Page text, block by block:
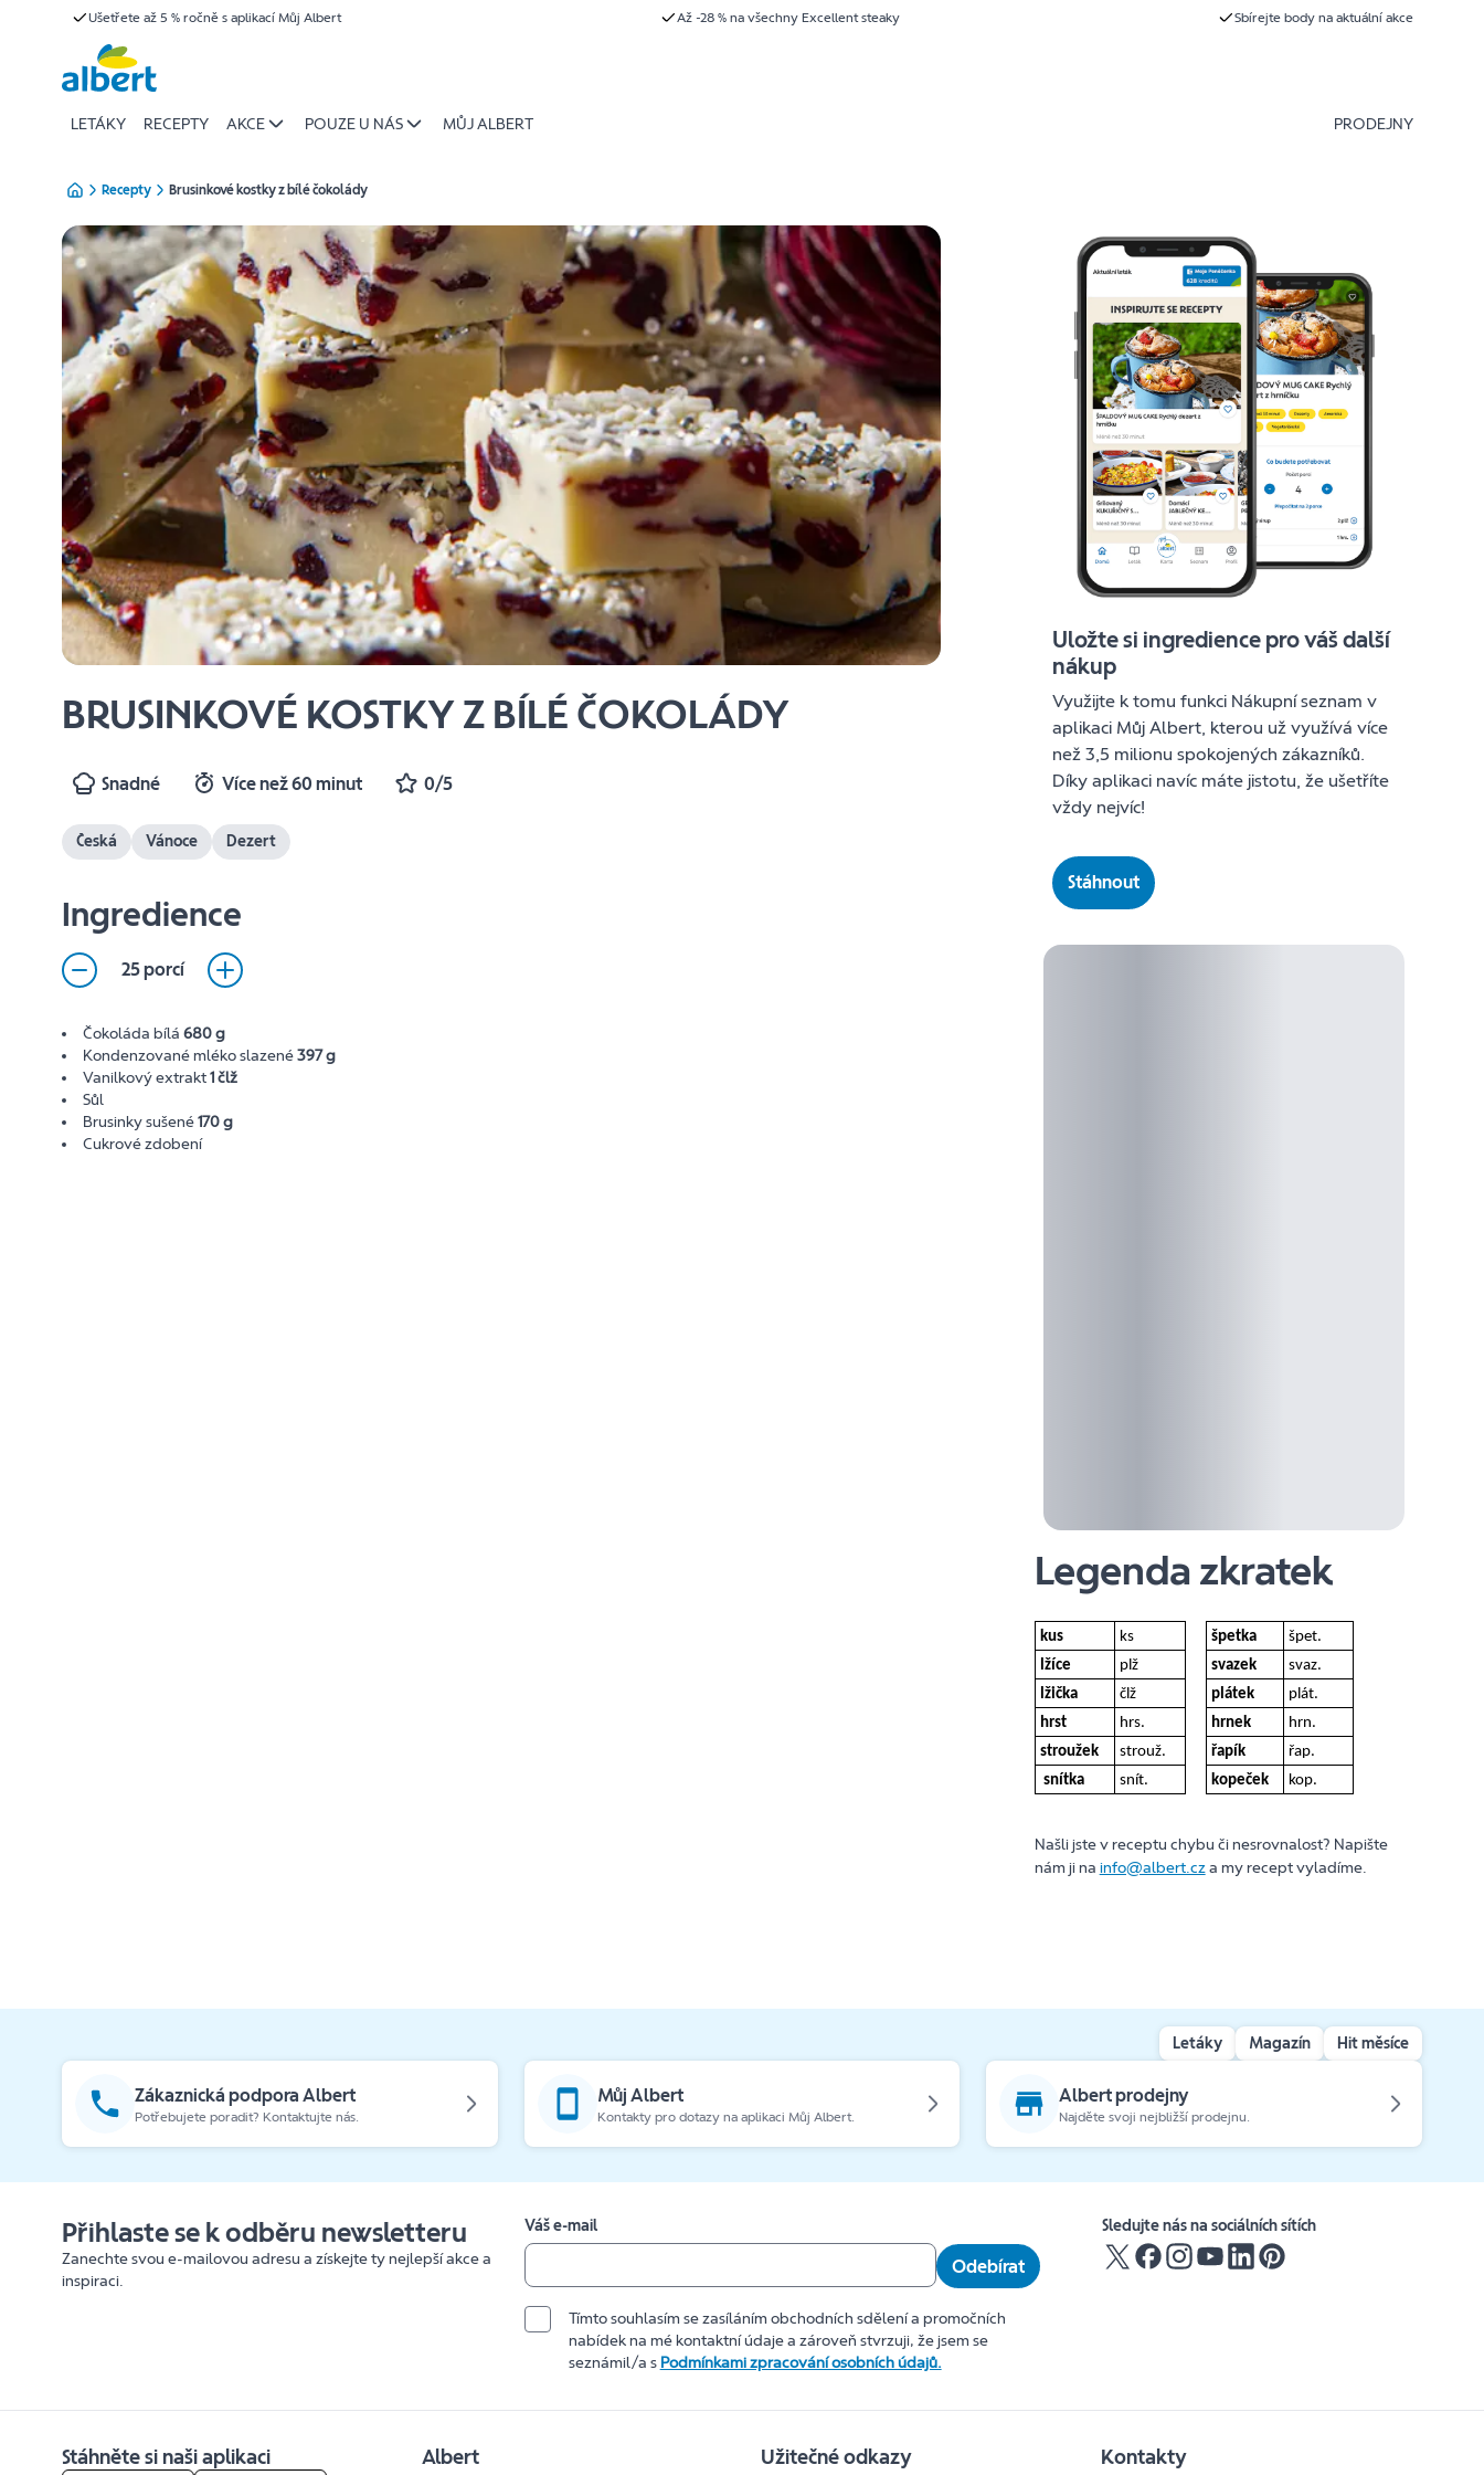
Ušetřete až 5 % ročně s aplikací Můj Albert Až -28 % na všechny Excellent steaky Sbírejte body na aktuální akce
LETÁKY RECEPTY AKCE POUZE U NÁS MŮJ ALBERT PRODEJNY
Recepty Brusinkové kostky z bílé čokolády
BRUSINKOVÉ KOSTKY Z BÍLÉ ČOKOLÁDY
Snadné Více než 60 minut 0/5
Česká Vánoce Dezert
Ingredience
25 porcí
Čokoláda bílá680 g
Kondenzované mléko slazené397 g
Vanilkový extrakt1 člž
Sůl
Brusinky sušené170 g
Cukrové zdobení
Uložte si ingredience pro váš další
nákup
Využijte k tomu funkci Nákupní seznam v
aplikaci Můj Albert, kterou už využívá více
než 3,5 milionu spokojených zákazníků.
Díky aplikaci navíc máte jistotu, že ušetříte
vždy nejvíc!
Stáhnout
Legenda zkratek
kus ks špetka
špet.
lžíce
plž svazek
svaz.
lžička
člž plátek
plát.
hrst
hrs. hrnek
hrn.
stroužek
strouž. řapík
řap.
snítka
snít. kopeček kop.
Našli jste v receptu chybu či nesrovnalost? Napište
nám ji na info@albert.cza my recept vyladíme.
Letáky Magazín Hit měsíce
Zákaznická podpora Albert
Potřebujete poradit? Kontaktujte nás.
Můj Albert
Kontakty pro dotazy na aplikaci Můj Albert.
Albert prodejny
Najděte svoji nejbližší prodejnu.
Přihlaste se k odběru newsletteru
Zanechte svou e-mailovou adresu a získejte ty nejlepší akce a
inspiraci.
Váš e-mail
Odebírat
Tímto souhlasím se zasíláním obchodních sdělení a promočních
nabídek na mé kontaktní údaje a zároveň stvrzuji, že jsem se
seznámil/a s Podmínkami zpracování osobních údajů.
Sledujte nás na sociálních sítích
Stáhněte si naši aplikaci Albert Užitečné odkazy Kontakty